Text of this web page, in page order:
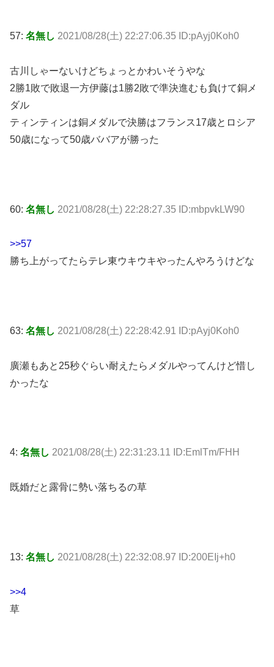
57: 名無し 2021/08/28(土) 22:27:06.35 ID:pAyj0Koh0
古川しゃーないけどちょっとかわいそうやな
2勝1敗で敗退一方伊藤は1勝2敗で準決進むも負けて銅メ
ダル
ティンティンは銅メダルで決勝はフランス17歳とロシア
50歳になって50歳ババアが勝った
60: 名無し 2021/08/28(土) 22:28:27.35 ID:mbpvkLW90
>>57
勝ち上がってたらテレ東ウキウキやったんやろうけどな
63: 名無し 2021/08/28(土) 22:28:42.91 ID:pAyj0Koh0
廣瀬もあと25秒ぐらい耐えたらメダルやってんけど惜し
かったな
4: 名無し 2021/08/28(土) 22:31:23.11 ID:EmlTm/FHH
既婚だと露骨に勢い落ちるの草
13: 名無し 2021/08/28(土) 22:32:08.97 ID:200EIj+h0
>>4
草